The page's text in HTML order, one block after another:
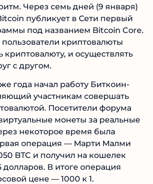
Через семь дней (9 января)
публикует в Сети первый
под названием Bitcoin Core.
криптовалюты
криптовалюту, и осуществлять
с другом.
года начал работу Биткоин-
участникам совершать
Посетители форума
монеты за реальные
некоторое время была
операция — Марти Малми
BTC и получил на кошелек
долларов. В итоге операция
цене — 1000 к 1.